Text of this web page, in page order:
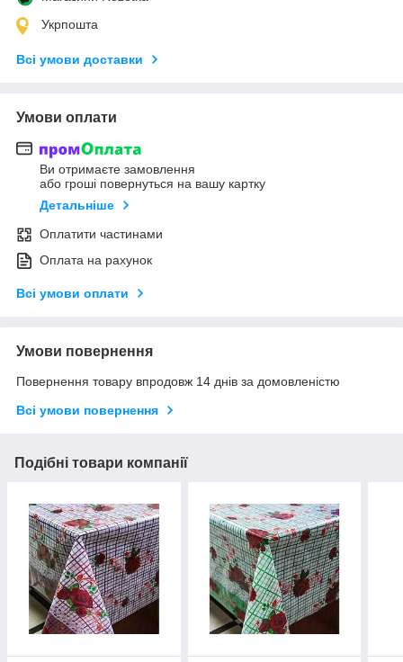
Укрпошта
Всі умови доставки
Умови оплати
Ви отримаєте замовлення
або гроші повернуться на вашу картку
Детальніше
Оплатити частинами
Оплата на рахунок
Всі умови оплати
Умови повернення
Повернення товару впродовж 14 днів за домовленістю
Всі умови повернення
Подібні товари компанії